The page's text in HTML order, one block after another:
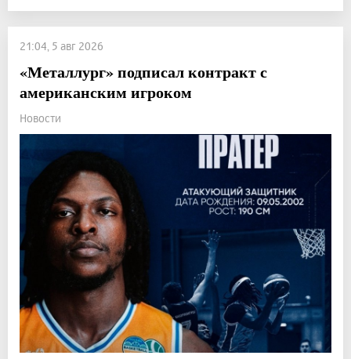
21:04, 5 авг 2026
«Металлург» подписал контракт с
американским игроком
Новости